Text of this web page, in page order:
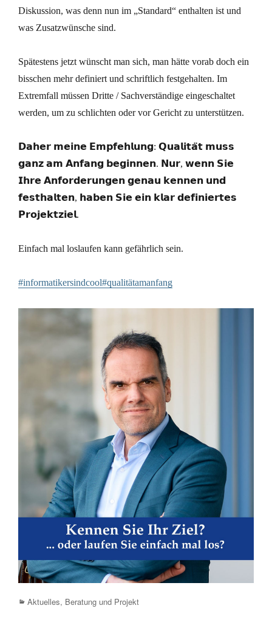
Diskussion, was denn nun im „Standard“ enthalten ist und
was Zusatzwünsche sind.
Spätestens jetzt wünscht man sich, man hätte vorab doch ein
bisschen mehr definiert und schriftlich festgehalten. Im
Extremfall müssen Dritte / Sachverständige eingeschaltet
werden, um zu schlichten oder vor Gericht zu unterstützen.
𝗗𝗮𝗵𝗲𝗿 𝗺𝗲𝗶𝗻𝗲 𝗘𝗺𝗽𝗳𝗲𝗵𝗹𝘂𝗻𝗴: 𝗤𝘂𝗮𝗹𝗶𝘁𝗮̈𝘁 𝗺𝘂𝘀𝘀
𝗴𝗮𝗻𝘇 𝗮𝗺 𝗔𝗻𝗳𝗮𝗻𝗴 𝗯𝗲𝗴𝗶𝗻𝗻𝗲𝗻. 𝗡𝘂𝗿, 𝘄𝗲𝗻𝗻 𝗦𝗶𝗲
𝗜𝗵𝗿𝗲 𝗔𝗻𝗳𝗼𝗿𝗱𝗲𝗿𝘂𝗻𝗴𝗲𝗻 𝗴𝗲𝗻𝗮𝘂 𝗸𝗲𝗻𝗻𝗲𝗻 𝘂𝗻𝗱
𝗳𝗲𝘀𝘁𝗵𝗮𝗹𝘁𝗲𝗻, 𝗵𝗮𝗯𝗲𝗻 𝗦𝗶𝗲 𝗲𝗶𝗻 𝗸𝗹𝗮𝗿 𝗱𝗲𝗳𝗶𝗻𝗶𝗲𝗿𝘁𝗲𝘀
𝗣𝗿𝗼𝗷𝗲𝗸𝘁𝘇𝗶𝗲𝗹.
Einfach mal loslaufen kann gefährlich sein.
#informatikersindcool#qualitätamanfang
Categories
Aktuelles, Beratung und Projekt